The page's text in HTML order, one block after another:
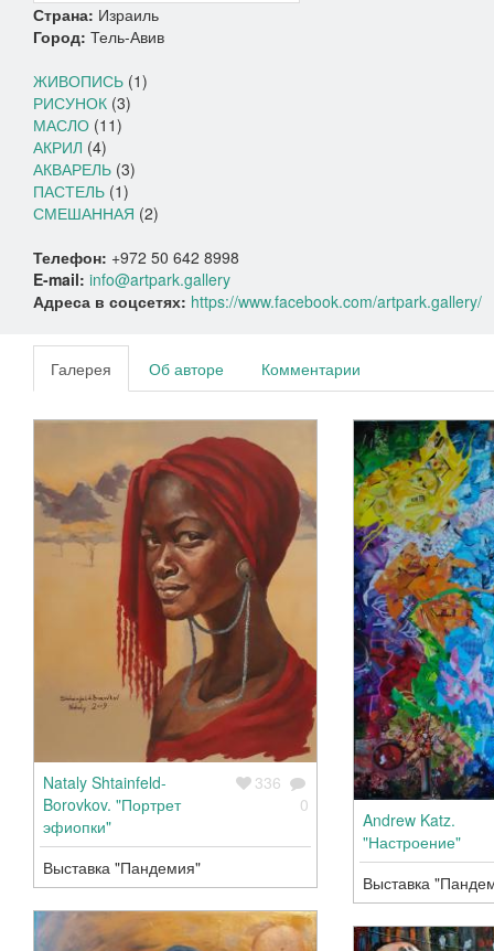
Страна: Израиль
Город: Тель-Авив
ЖИВОПИСЬ (1)
РИСУНОК (3)
МАСЛО (11)
АКРИЛ (4)
АКВАРЕЛЬ (3)
ПАСТЕЛЬ (1)
СМЕШАННАЯ (2)
Телефон: +972 50 642 8998
E-mail: info@artpark.gallery
Адреса в соцсетях: https://www.facebook.com/artpark.gallery/
Галерея Об авторе Комментарии
Nataly Shtainfeld-
Borovkov. "Портрет
эфиопки"
336
0
Выставка "Пандемия"
Andrew Katz.
"Настроение"
Выставка